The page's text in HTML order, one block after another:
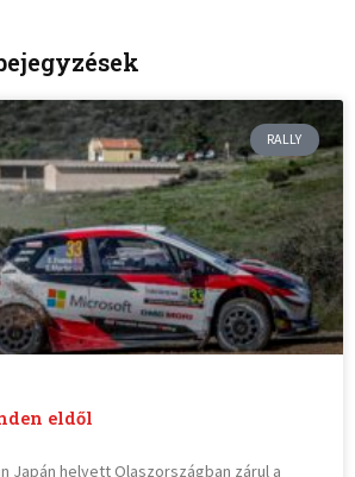
RALLY
eldől
Japán helyett Olaszországban zárul a